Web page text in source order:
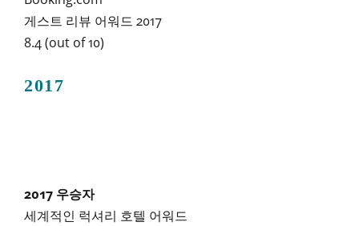
게스트 리뷰 어워드 2017
8.4 (out of 10)
2017
2017 우승자
세계적인 럭셔리 호텔 어워드